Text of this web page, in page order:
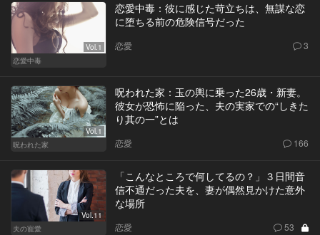
Vol.1
恋愛中毒
恋愛中毒：彼に感じた苛立ちは、無謀な恋
に堕ちる前の危険信号だった
恋愛 3
Vol.1
呪われた家
呪われた家：玉の輿に乗った26歳・新妻。
彼女が恐怖に陥った、夫の実家での“しきた
り其の一”とは
恋愛 166
Vol.11
夫の寵愛
「こんなところで何してるの？」３日間音
信不通だった夫を、妻が偶然見かけた意外
な場所
恋愛 53